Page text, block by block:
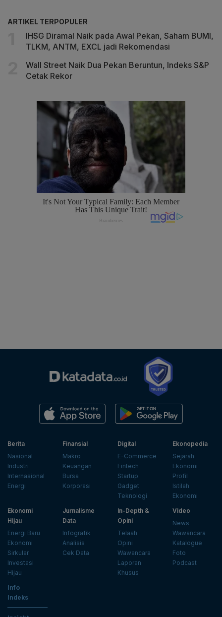
ARTIKEL TERPOPULER
IHSG Diramal Naik pada Awal Pekan, Saham BUMI,
TLKM, ANTM, EXCL jadi Rekomendasi
Wall Street Naik Dua Pekan Beruntun, Indeks S&P
Cetak Rekor
Berita
Nasional
Industri
Internasional
Energi
Finansial
Makro
Keuangan
Bursa
Korporasi
Digital
E-Commerce
Fintech
Startup
Gadget
Teknologi
Ekonopedia
Sejarah
Ekonomi
Profil
Istilah
Ekonomi
Ekonomi
Hijau
Energi Baru
Ekonomi
Sirkular
Investasi
Hijau
Jurnalisme
Data
Infografik
Analisis
Cek Data
In-Depth &
Opini
Telaah
Opini
Wawancara
Laporan
Khusus
Video
News
Wawancara
Katalogue
Foto
Podcast
Info
Indeks